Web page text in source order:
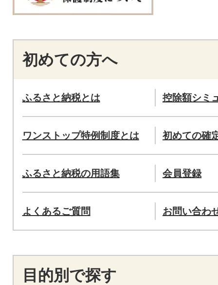
初めての方へ
ふるさと納税とは 控除額シミ
ワンストップ特例制度とは 初めての確
ふるさと納税の用語集 会員登録
よくあるご質問 お問い合わ
目的別で探す